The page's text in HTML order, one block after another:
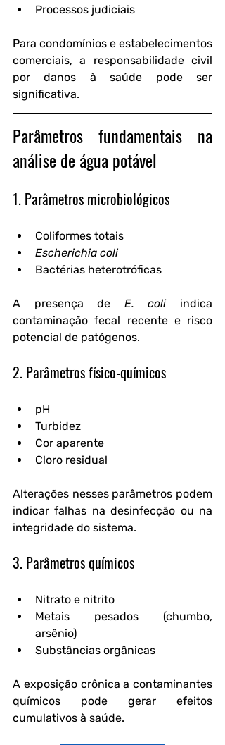
Processos judiciais
Para condomínios e estabelecimentos
comerciais, a responsabilidade civil
por danos à saúde pode ser
significativa.
Parâmetros fundamentais na
análise de água potável
1. Parâmetros microbiológicos
Coliformes totais
Escherichia coli
Bactérias heterotróficas
A presença de E. coli indica
contaminação fecal recente e risco
potencial de patógenos.
2. Parâmetros físico-químicos
pH
Turbidez
Cor aparente
Cloro residual
Alterações nesses parâmetros podem
indicar falhas na desinfecção ou na
integridade do sistema.
3. Parâmetros químicos
Nitrato e nitrito
Metais pesados (chumbo,
arsênio)
Substâncias orgânicas
A exposição crônica a contaminantes
químicos pode gerar efeitos
cumulativos à saúde.